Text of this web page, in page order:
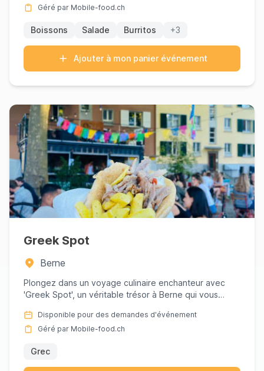
Géré par Mobile-food.ch
Boissons Salade Burritos +3
Ajouter à mon panier événement
Greek Spot
Berne
Plongez dans un voyage culinaire enchanteur avec
'Greek Spot', un véritable trésor à Berne qui vous
Disponible pour des demandes d'événement
Géré par Mobile-food.ch
Grec